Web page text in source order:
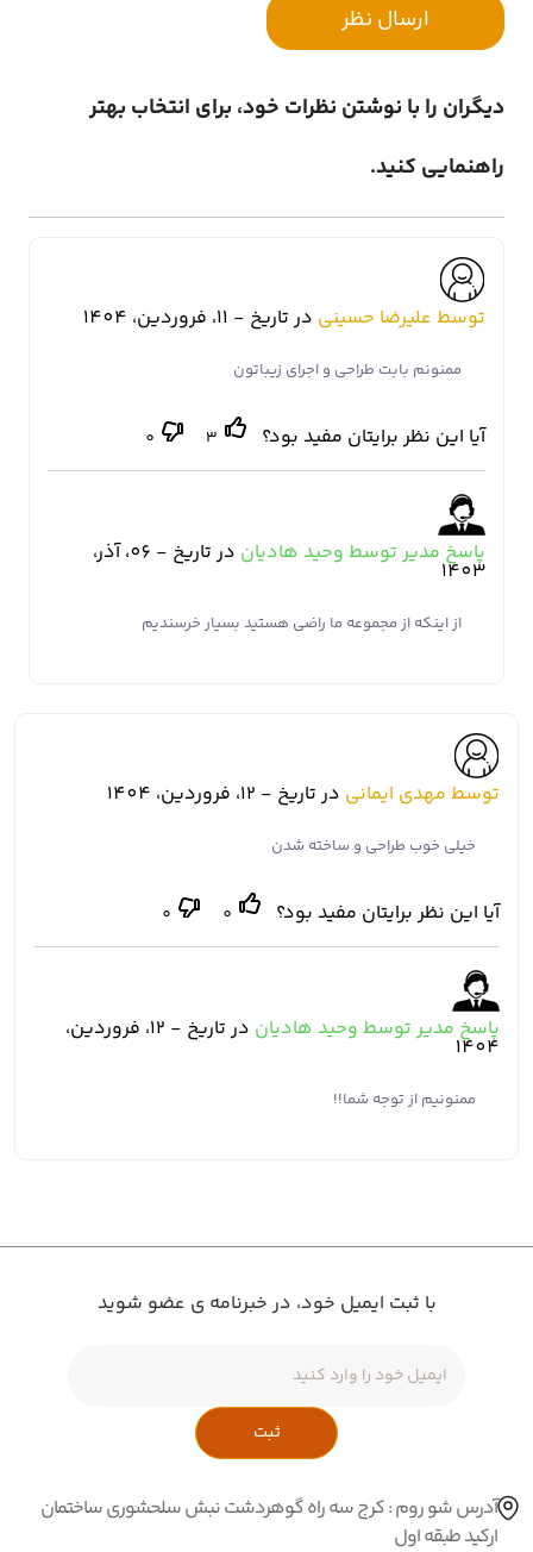
ارسال نظر
دیگران را با نوشتن نظرات خود، برای انتخاب بهتر
راهنمایی کنید.
توسط علیرضا حسینی در تاریخ - 11، فروردین، 1404
ممنونم بابت طراحی و اجرای زیباتون
آیا این نظر برایتان مفید بود؟
پاسخ مدیر توسط وحید هادیان در تاریخ - 06، آذر،
1403
از اینکه از مجموعه ما راضی هستید بسیار خرسندیم
توسط مهدی ایمانی در تاریخ - 12، فروردین، 1404
خیلی خوب طراحی و ساخته شدن
آیا این نظر برایتان مفید بود؟
پاسخ مدیر توسط وحید هادیان در تاریخ - 12، فروردین،
1404
ممنونیم از توجه شما!!
با ثبت ایمیل خود، در خبرنامه ی عضو شوید
ثبت
آدرس شو روم : کرج سه راه گوهردشت نبش سلحشوری ساختمان
ارکید طبقه اول